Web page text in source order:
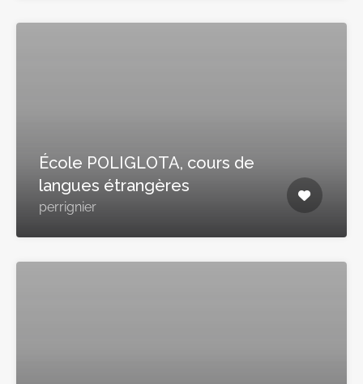
École POLIGLOTA, cours de
langues étrangères
perrignier